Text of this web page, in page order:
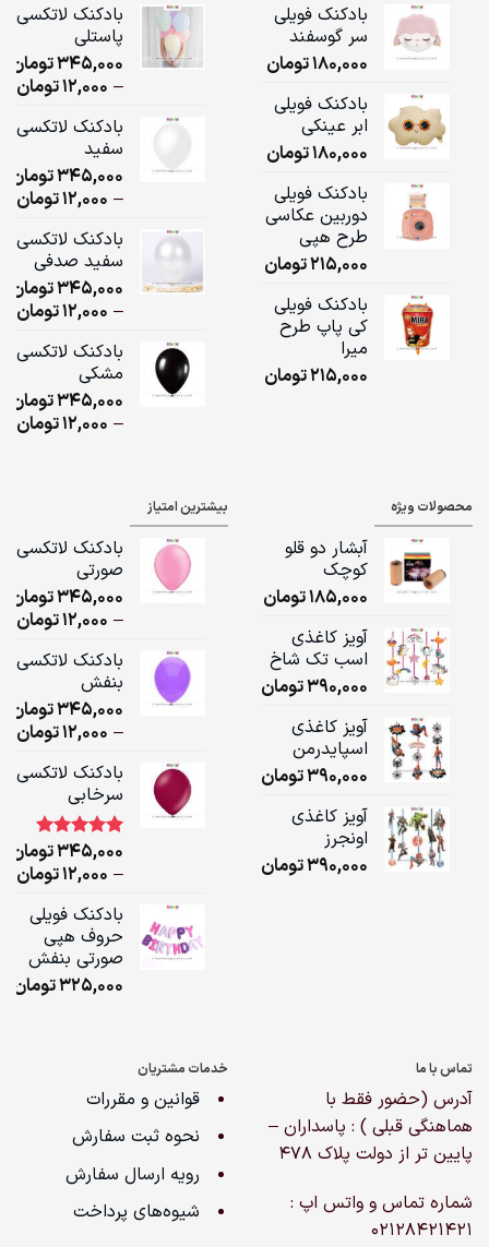
بادکنک فویلی
سر گوسفند
180,000تومان
بادکنک فویلی
ابر عینکی
180,000تومان
بادکنک فویلی
دوربین عکاسی
طرح هپی
215,000تومان
بادکنک فویلی
کی پاپ طرح
میرا
215,000تومان
بادکنک لاتکسی
پاستلی
345,000تومان
–
12,000تومان
بادکنک لاتکسی
سفید
345,000تومان
–
12,000تومان
بادکنک لاتکسی
سفید صدفی
345,000تومان
–
12,000تومان
بادکنک لاتکسی
مشکی
345,000تومان
–
12,000تومان
محصولات ویژه
آبشار دو قلو
کوچک
185,000تومان
آویز کاغذی
اسب تک شاخ
390,000تومان
آویز کاغذی
اسپایدرمن
390,000تومان
آویز کاغذی
اونجرز
390,000تومان
بیشترین امتیاز
بادکنک لاتکسی
صورتی
345,000تومان
–
12,000تومان
بادکنک لاتکسی
بنفش
345,000تومان
–
12,000تومان
بادکنک لاتکسی
سرخابی
امتیاز5.00
1
مشتری
345,000تومان
–
12,000تومان
بادکنک فویلی
حروف هپی
صورتی بنفش
325,000تومان
تماس با ما
آدرس (حضور فقط با
هماهنگی قبلی ) : پاسداران –
پایین تر از دولت پلاک ۴۷۸
شماره تماس و واتس اپ :
02128421421
خدمات مشتریان
قوانین و مقررات
نحوه ثبت سفارش
رویه ارسال سفارش
شیوه‌های پرداخت